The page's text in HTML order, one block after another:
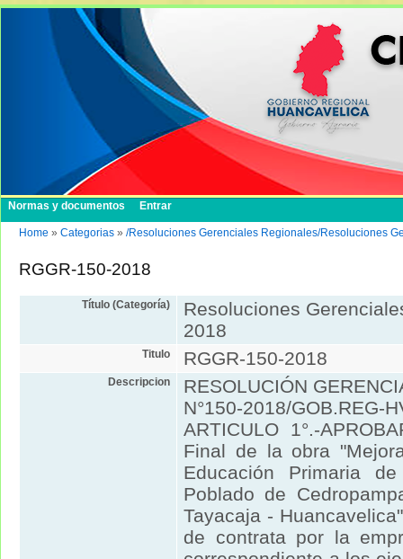
Normas y documentos Entrar
Home » Categorias » /Resoluciones Gerenciales Regionales/Resoluciones
RGGR-150-2018
Título (Categoría)
Resoluciones
2018
Titulo RGGR-150-2018
Descripcion
RESOLUCIÓN
N°150-2018/GOB.REG-
ARTICULO 1°.-
Final de la obra
Educación Primaria
Poblado de
Tayacaja -
de contrata por la